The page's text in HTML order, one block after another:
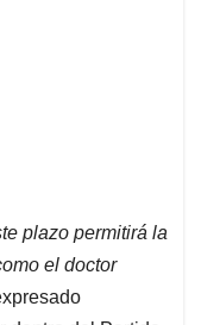
plazo permitirá la
el doctor